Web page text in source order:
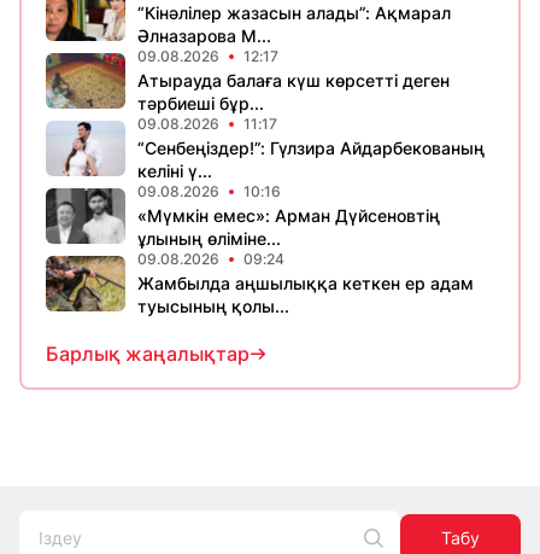
“Кінәлілер жазасын алады”: Ақмарал
Әлназарова М...
09.08.2026 12:17
Атырауда балаға күш көрсетті деген
тәрбиеші бұр...
09.08.2026 11:17
“Сенбеңіздер!”: Гүлзира Айдарбекованың
келіні ү...
09.08.2026 10:16
«Мүмкін емес»: Арман Дүйсеновтің
ұлының өліміне...
09.08.2026 09:24
Жамбылда аңшылыққа кеткен ер адам
туысының қолы...
Барлық жаңалықтар
Табу